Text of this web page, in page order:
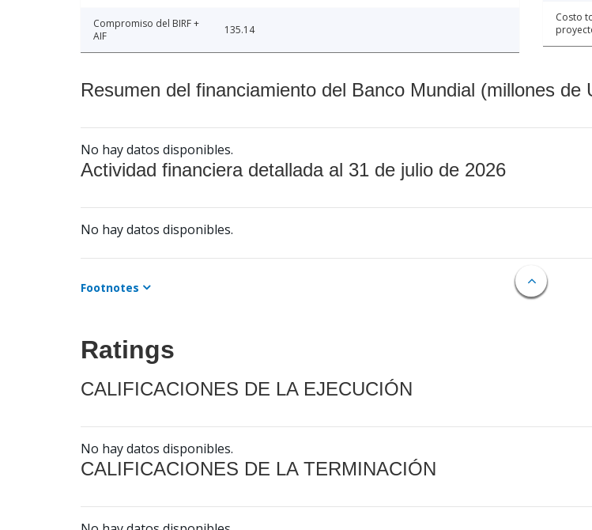
Compromiso del BIRF +
AIF
135.14
Costo
Resumen del financiamiento del Banco Mundial (millones de
No hay datos disponibles.
Actividad financiera detallada al 31 de julio de 2026
No hay datos disponibles.
Footnotes
Ratings
CALIFICACIONES DE LA EJECUCIÓN
No hay datos disponibles.
CALIFICACIONES DE LA TERMINACIÓN